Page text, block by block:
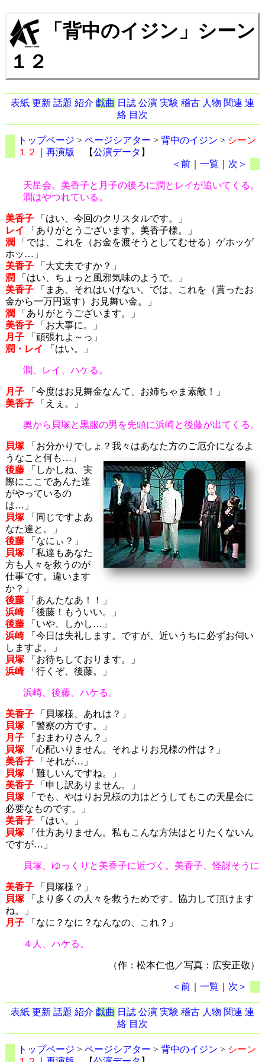
「背中のイジン」シーン
１２
表紙 更新 話題 紹介 戯曲 日誌 公演 実験 稽古 人物 関連 連
絡 目次
トップページ > ページシアター > 背中のイジン > シーン
１２
再演版 【公演データ 】
＜前 ｜一覧 次＞
天星会。美香子と月子の後ろに潤とレイが追いてくる。
潤はやつれている。
美香子「はい、今回のクリスタルです。」
レイ
「ありがとうございます。美香子様。」
潤 「では、これを（お金を渡そうとしてむせる）ゲホッゲ
ホッ…」
美香子「大丈夫ですか？」
潤 「はい、ちょっと風邪気味のようで。」
美香子「まあ、それはいけない。では、これを（貰ったお
金から一万円返す）お見舞い金。」
潤 「ありがとうございます。」
美香子「お大事に。」
月子「頑張れよ～っ」
潤・レイ
「はい。」
潤、レイ、ハケる。
月子「今度はお見舞金なんて、お姉ちゃま素敵！」
美香子「えぇ。」
奥から貝塚と黒服の男を先頭に浜崎と後藤が出てくる。
貝塚「お分かりでしょ？我々はあなた方のご厄介になるよ
うなこと何も…」
後藤「しかしね、実
際にここであんた達
がやっているの
は…」
貝塚「同じですよあ
なた達と。」
後藤「なにぃ？」
貝塚「私達もあなた
方も人々を救うのが
仕事です。違います
か？」
後藤「あんたなあ！！」
浜崎「後藤！もういい。」
後藤「いや、しかし…」
浜崎「今日は失礼します。ですが、近いうちに必ずお伺い
しますよ。」
貝塚「お待ちしております。」
浜崎「行くぞ、後藤。」
浜崎、後藤、ハケる。
美香子「貝塚様、あれは？」
貝塚「警察の方です。」
月子「おまわりさん？」
貝塚「心配いりません。それよりお兄様の件は？」
美香子「それが…」
貝塚「難しいんですね。」
美香子「申し訳ありません。」
貝塚「でも、やはりお兄様の力はどうしてもこの天星会に
必要なものです。」
美香子「はい。」
貝塚「仕方ありません。私もこんな方法はとりたくないん
ですが…」
貝塚、ゆっくりと美香子に近づく。美香子、怪訝そうに
美香子「貝塚様？」
貝塚「より多くの人々を救うためです。協力して頂けます
ね。」
月子「なに？なに？なんなの、これ？」
４人、ハケる。
（作：松本仁也／写真：広安正敬）
＜前 ｜一覧 次＞
表紙 更新 話題 紹介 戯曲 日誌 公演 実験 稽古 人物 関連 連
絡 目次
トップページ > ページシアター > 背中のイジン > シーン